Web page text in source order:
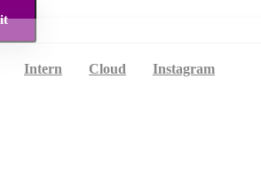
Intern Cloud Instagram